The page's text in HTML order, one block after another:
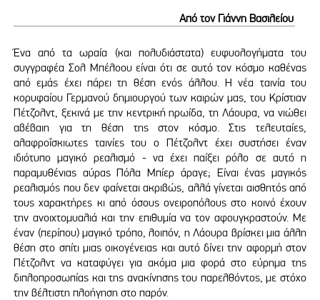
Από τον Γιάννη Βασιλείου
Ένα από τα ωραία (και πολυδιάστατα) ευφυολογήματα του
συγγραφέα Σολ Μπέλοου είναι ότι σε αυτό τον κόσμο καθένας
από εμάς έχει πάρει τη θέση ενός άλλου. Η νέα ταινία του
κορυφαίου Γερμανού δημιουργού των καιρών μας, του Κρίστιαν
Πέτζολντ, ξεκινά με την κεντρική ηρωίδα, τη Λάουρα, να νιώθει
αβέβαιη για τη θέση της στον κόσμο. Στις τελευταίες,
αλαφροΐσκιωτες ταινίες του ο Πέτζολντ έχει συστήσει έναν
ιδιότυπο μαγικό ρεαλισμό - να έχει παίξει ρόλο σε αυτό η
παραμυθένιας αύρας Πόλα Μπίερ άραγε; Είναι ένας μαγικός
ρεαλισμός που δεν φαίνεται ακριβώς, αλλά γίνεται αισθητός από
τους χαρακτήρες κι από όσους ονειροπόλους στο κοινό έχουν
την ανοιχτομυαλιά και την επιθυμία να τον αφουγκραστούν. Με
έναν (περίπου) μαγικό τρόπο, λοιπόν, η Λάουρα βρίσκει μια άλλη
θέση στο σπίτι μιας οικογένειας και αυτό δίνει την αφορμή στον
Πέτζολντ να καταφύγει για ακόμα μια φορά στο εύρημα της
διπλοπροσωπίας και της ανακίνησης του παρελθόντος, με στόχο
την βέλτιστη πλοήγηση στο παρόν.